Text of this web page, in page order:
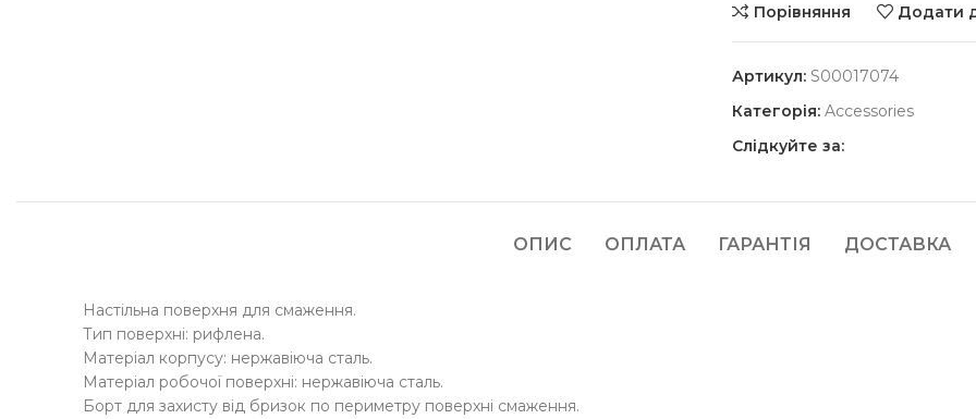
Порівняння Додати
Артикул: S00017074
Категорія: Accessories
Слідкуйте за:
ОПИС ОПЛАТА ГАРАНТІЯ ДОСТАВКА
Настільна поверхня для смаження.
Тип поверхні: рифлена.
Матеріал корпусу: нержавіюча сталь.
Матеріал робочої поверхні: нержавіюча сталь.
Борт для захисту від бризок по периметру поверхні смаження.